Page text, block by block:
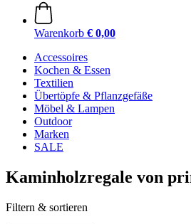
Warenkorb € 0,00
Accessoires
Kochen & Essen
Textilien
Übertöpfe & Pflanzgefäße
Möbel & Lampen
Outdoor
Marken
SALE
Kaminholzregale von
Filtern & sortieren